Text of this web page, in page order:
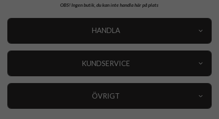
OBS!Ingen butik, du kan inte handla här på plats
HANDLA
KUNDSERVICE
ÖVRIGT